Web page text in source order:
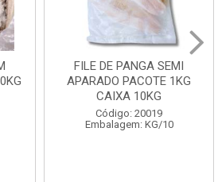
POLACA DESFIADA
PESCAMARES PCT5KG
CX10KG
Código: 20161
Embalagem: KG/10